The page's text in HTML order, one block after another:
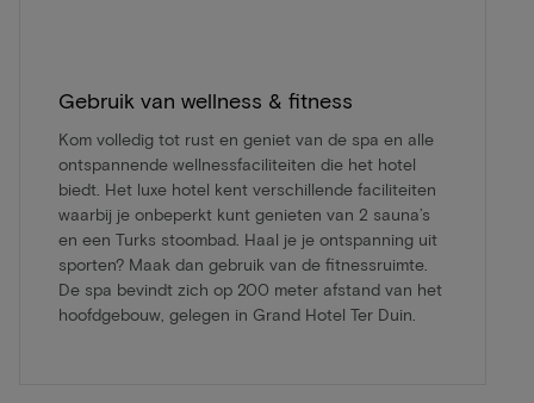
Gebruik van wellness & fitness
Kom volledig tot rust en geniet van de spa en alle
ontspannende wellnessfaciliteiten die het hotel
biedt. Het luxe hotel kent verschillende faciliteiten
waarbij je onbeperkt kunt genieten van 2 sauna’s
en een Turks stoombad. Haal je je ontspanning uit
sporten? Maak dan gebruik van de fitnessruimte.
De spa bevindt zich op 200 meter afstand van het
hoofdgebouw, gelegen in Grand Hotel Ter Duin.